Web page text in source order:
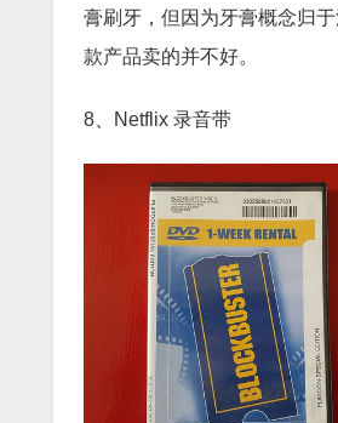
膏刷牙，但因为牙膏概念归
款产品卖的并不好。
8、Netflix 录音带